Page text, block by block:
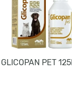
GLICOPAN PET